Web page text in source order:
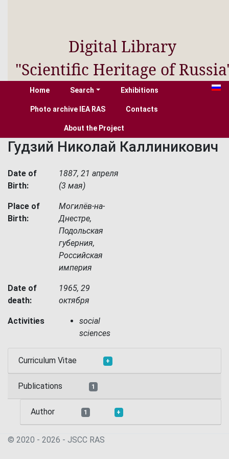
Digital Library
"Scientific Heritage of
Home Search Exhibitions
Photo archive IEA RAS Contacts
About the Project
Гудзий Николай Каллиникович
Date of
Birth:
1887, 21 апреля
(3 мая)
Place of
Birth:
Могилёв-на-
Днестре,
Подольская
губерния,
Российская
империя
Date of
death:
1965, 29
октября
Activities
social
sciences
Curriculum Vitae +
Publications 1
Author 1 +
© 2020 - 2026 - JSСC RAS